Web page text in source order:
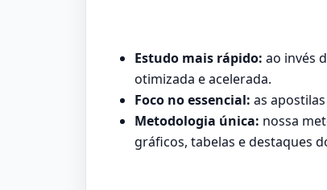
Estudo mais rápido: ao invés
otimizada e acelerada.
Foco no essencial: as
Metodologia única: nossa
gráficos, tabelas e destaques